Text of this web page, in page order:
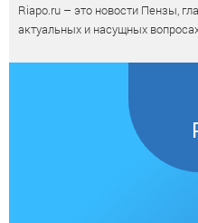
Riapo.ru – это новости Пензы,
актуальных и насущных